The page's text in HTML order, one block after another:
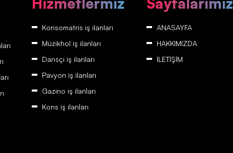
Konsomatris iş ilanları
Müzikhol iş ilanları
Dansçı iş ilanları
Pavyon iş ilanları
Gazino iş ilanları
Kons iş ilanları
ANASAYFA
HAKKIMIZDA
İLETİŞİM